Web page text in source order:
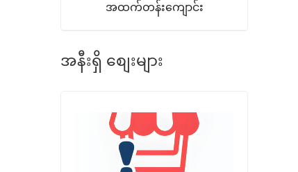
အထက်တန်းကျောင်း
အနီးရှိ စျေးများ